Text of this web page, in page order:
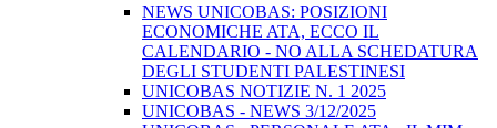
NEWS UNICOBAS: POSIZIONI
ECONOMICHE ATA, ECCO IL
CALENDARIO - NO ALLA SCHEDATURA
DEGLI STUDENTI PALESTINESI
UNICOBAS NOTIZIE N. 1 2025
UNICOBAS - NEWS 3/12/2025